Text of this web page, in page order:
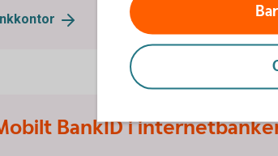
BankID i